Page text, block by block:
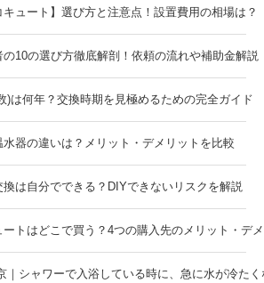
キュート】選び方と注意点！設置費用の相場は？
10の選び方徹底解剖！依頼の流れや補助金解説
)は何年？交換時期を見極めるための完全ガイド
器の違いは？メリット・デメリットを比較
は自分でできる？DIYできないリスクを解説
ートはどこで買う？4つの購入先のメリット・デ
｜シャワーで入浴している時に、急に水が冷た